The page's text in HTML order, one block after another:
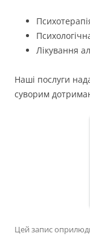
Лікування
Наші послуги
суворим
Цей запис